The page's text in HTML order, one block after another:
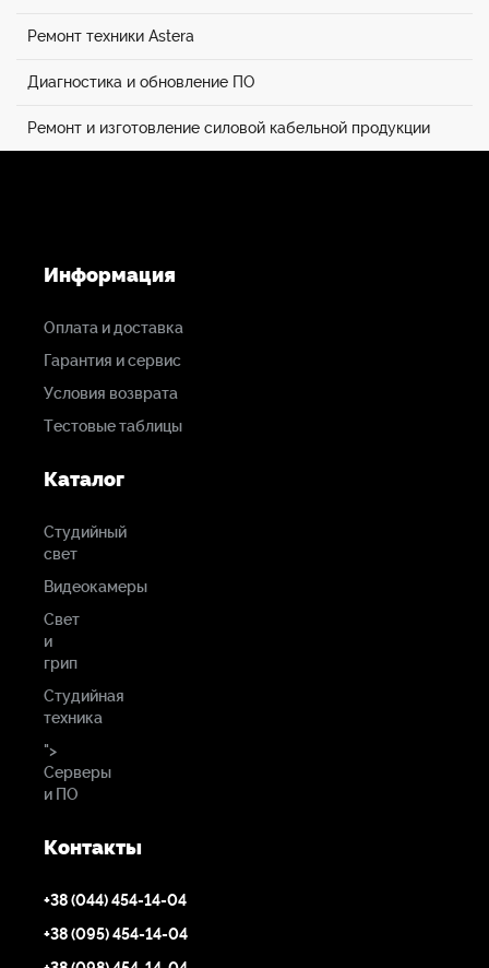
Ремонт техники Astera
Диагностика и обновление ПО
Ремонт и изготовление силовой кабельной продукции
Информация
Оплата и доставка
Гарантия и сервис
Условия возврата
Тестовые таблицы
Каталог
Студийный
свет
Видеокамеры
Свет
и
грип
Студийная
техника
">
Серверы
и ПО
Контакты
+38 (044) 454-14-04
+38 (095) 454-14-04